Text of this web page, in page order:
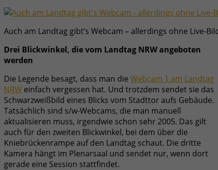
Auch am Landtag gibt’s Webcam – allerdings ohne Live-
Drei Blickwinkel, die vom Landtag NRW angeboten
werden
Die Legende besagt, dass man die Webcam 1 am Landtag
NRW einfach vergessen hat. Und trotzdem sendet sie das
Schwarzweißbild eines Blicks vom Stadttor aufs Gebäude.
Tatsächlich sind s/w-Webcams, die man manuell
aktualisieren muss, irgendwie schon sehr 2005. Das gilt
auch für den zweiten Blickwinkel, bei dem über die
Kniebrückenrampe auf den Landtag schaut. Die dritte
Kamera hängt im Plenarsaal und sendet nur, wenn dort
gerade eine Session stattfindet.